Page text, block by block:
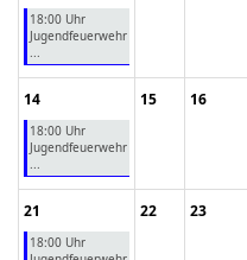
18:00 Uhr
Jugendfeuerwehr
...
14
18:00 Uhr
Jugendfeuerwehr
...
15 16
21
18:00 Uhr
22 23